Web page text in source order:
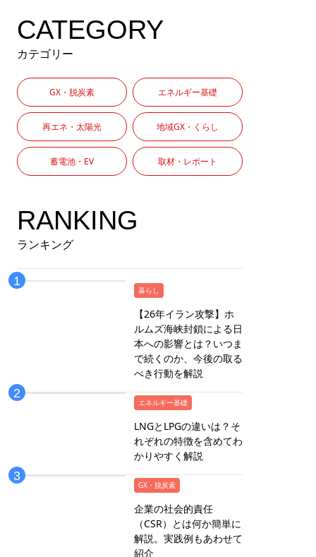
CATEGORY
カテゴリー
GX・脱炭素 エネルギー基礎
再エネ・太陽光 地域GX・くらし
蓄電池・EV 取材・レポート
RANKING
ランキング
暮らし
【26年イラン攻撃】ホ
ルムズ海峡封鎖による日
本への影響とは？いつま
で続くのか、今後の取る
べき行動を解説
エネルギー基礎
LNGとLPGの違いは？そ
れぞれの特徴を含めてわ
かりやすく解説
GX・脱炭素
企業の社会的責任
（CSR）とは何か簡単に
解説。実践例もあわせて
紹介